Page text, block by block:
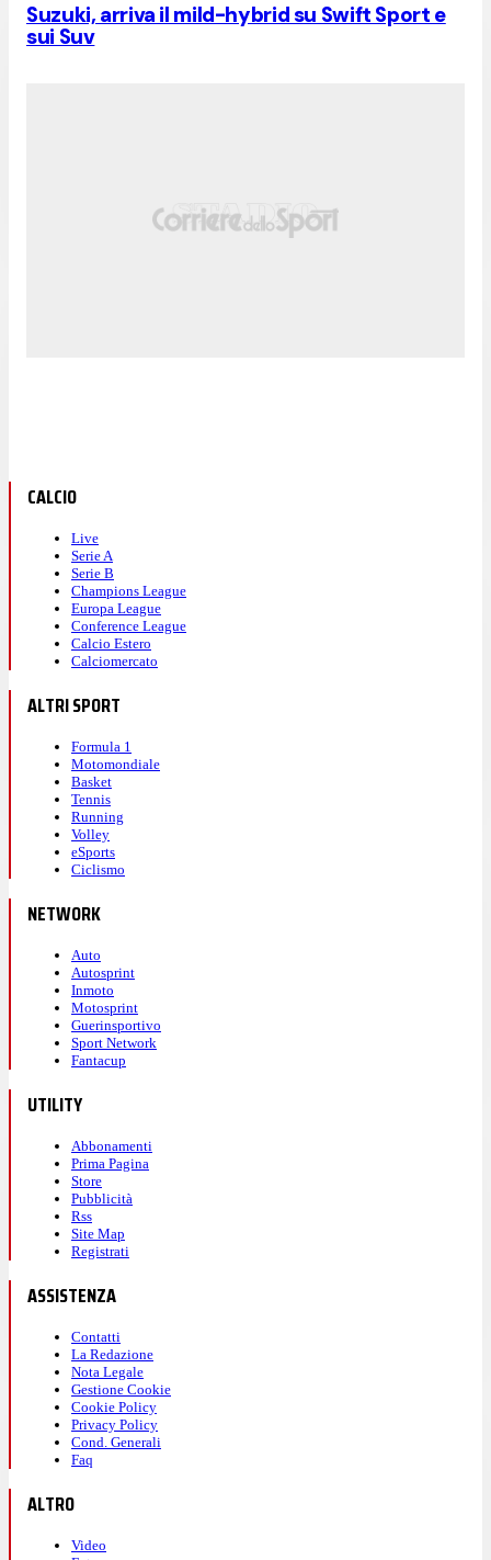
Suzuki, arriva il mild-hybrid su Swift Sport e
sui Suv
CALCIO
Live
Serie A
Serie B
Champions League
Europa League
Conference League
Calcio Estero
Calciomercato
ALTRI SPORT
Formula 1
Motomondiale
Basket
Tennis
Running
Volley
eSports
Ciclismo
NETWORK
Auto
Autosprint
Inmoto
Motosprint
Guerinsportivo
Sport Network
Fantacup
UTILITY
Abbonamenti
Prima Pagina
Store
Pubblicità
Rss
Site Map
Registrati
ASSISTENZA
Contatti
La Redazione
Nota Legale
Gestione Cookie
Cookie Policy
Privacy Policy
Cond. Generali
Faq
ALTRO
Video